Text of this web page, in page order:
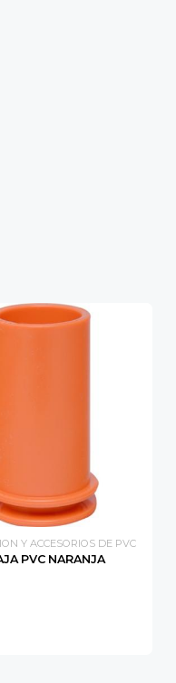
Y ACCESORIOS DE PVC
PVC NARANJA